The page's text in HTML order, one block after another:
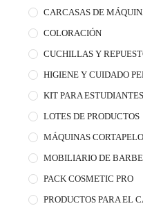
CARCASAS DE
COLORACIÓN
CUCHILLAS Y
HIGIENE Y CUIDADO
KIT PARA ESTUDIANTES
LOTES DE PRODUCTOS
MÁQUINAS CORTAPELO
MOBILIARIO DE
PACK COSMETIC PRO
PRODUCTOS PARA EL